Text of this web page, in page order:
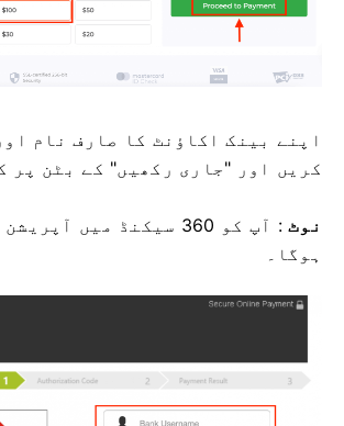
اپنے بینک اکاؤنٹ کا صارف نام
کریں اور "جاری رکھیں" کے بٹن پر
نوٹ
: آپ کو 360 سیکنڈ میں
ہوگا۔